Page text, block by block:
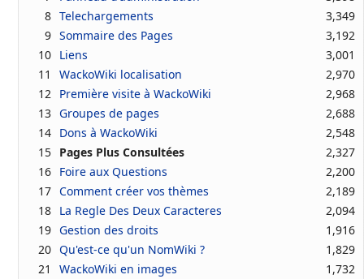
8 Telechargements
3,349
9 Sommaire des Pages
3,192
10 Liens
3,001
11
WackoWiki localisation
2,970
12
Première visite à WackoWiki
2,968
13 Groupes de pages
2,688
14 Dons à WackoWiki
2,548
15 Pages Plus Consultées
2,327
16 Foire aux Questions
2,200
17 Comment créer vos thèmes
2,189
18 La Regle Des Deux Caracteres
2,094
19 Gestion des droits
1,916
20 Qu'est-ce qu'un NomWiki ?
1,829
21
WackoWiki en images
1,732